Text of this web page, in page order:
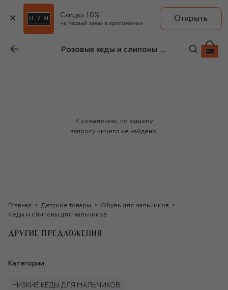
Скидка 10%
на первый заказ в приложении
Открыть
Розовые кеды и слипоны для мальчиков
К сожалению, по вашему
запросу ничего не найдено.
Главная Детские товары
Обувь для мальчиков
Кеды и слипоны для мальчиков
ДРУГИЕ ПРЕДЛОЖЕНИЯ
Категории
НИЗКИЕ КЕДЫ ДЛЯ МАЛЬЧИКОВ